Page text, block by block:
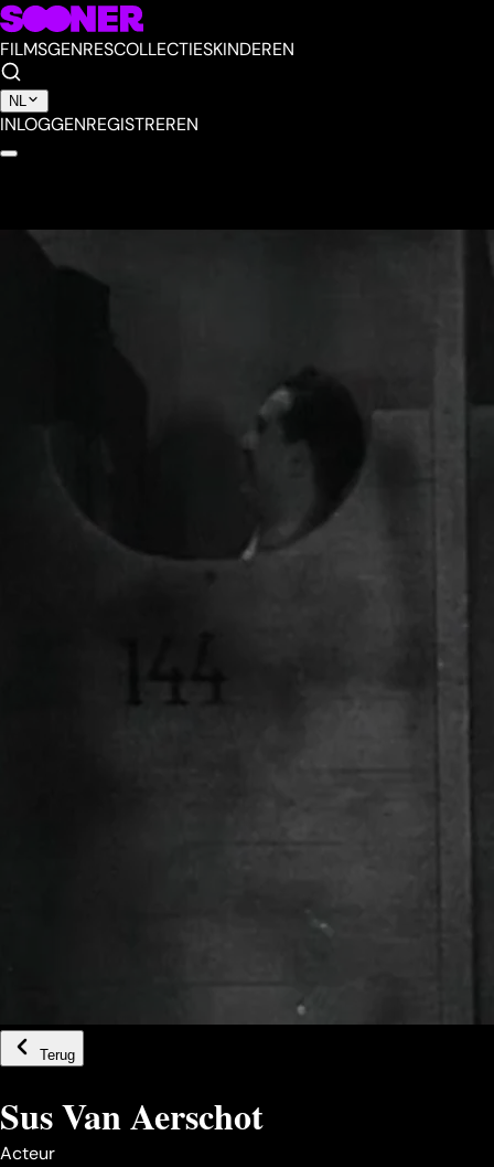
FILMSGENRESCOLLECTIESKINDEREN
NL
INLOGGENREGISTREREN
Terug
Sus Van Aerschot
Acteur